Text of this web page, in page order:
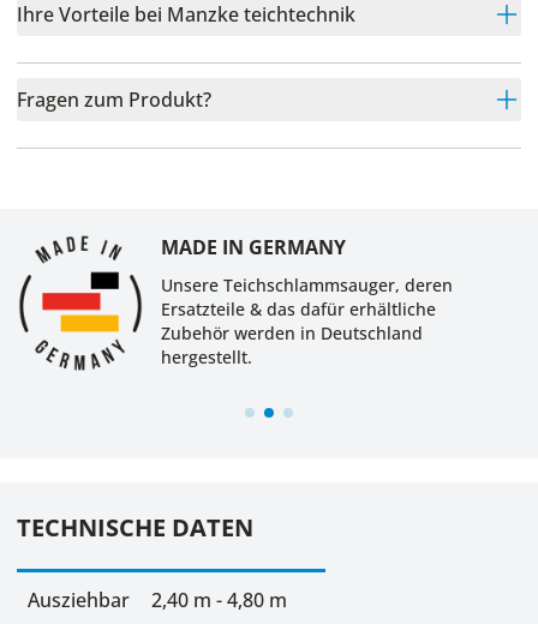
Ihre Vorteile bei Manzke teichtechnik
Fragen zum Produkt?
MADE IN GERMANY
Unsere Teichschlammsauger, deren
Ersatzteile & das dafür erhältliche
Zubehör werden in Deutschland
hergestellt.
TECHNISCHE DATEN
Ausziehbar 2,40 m - 4,80 m